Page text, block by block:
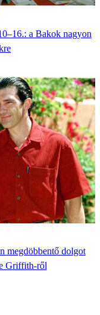
a Bakok nagyon
megdöbbentő dolgot
Griffith-ről